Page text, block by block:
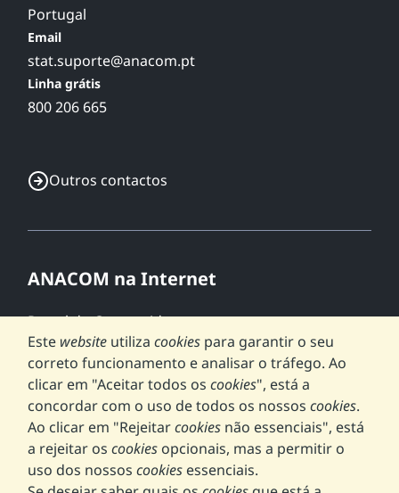
Portugal
Email
stat.suporte@anacom.pt
Linha grátis
800 206 665
Outros contactos
ANACOM na Internet
Portal do Consumidor
GEO.ANACOM
NET.mede
Portal 5G
Perguntas frequentes
Este website utiliza cookies para garantir o seu
correto funcionamento e analisar o tráfego. Ao
clicar em "Aceitar todos os cookies", está a
concordar com o uso de todos os nossos cookies.
Ao clicar em "Rejeitarcookies não essenciais", está
a rejeitar os cookies opcionais, mas a permitir o
uso dos nossos cookies essenciais.